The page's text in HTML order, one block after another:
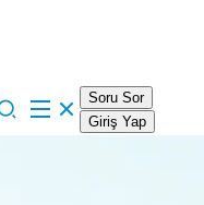
Soru Sor
Giriş Yap